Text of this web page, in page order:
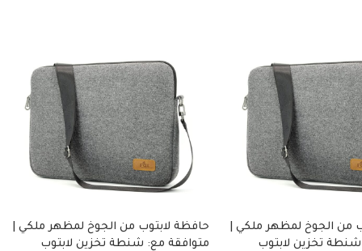
من الجوخ لمظهر ملكي |
تخزين لابتوب
حافظة لابتوب من الجوخ لمظهر ملكي |
متوافقة مع: شنطة تخزين لابتوب